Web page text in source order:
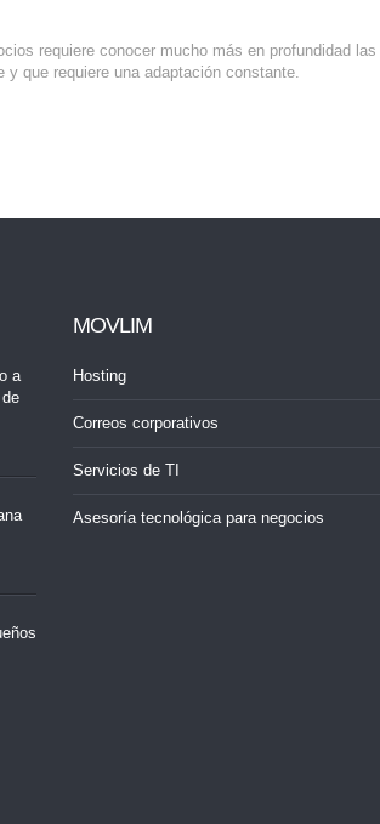
requiere conocer mucho más en profundidad
que requiere una adaptación constante.
a
MOVLIM
Hosting
Correos corporativos
Servicios de TI
Asesoría tecnológica para negocios